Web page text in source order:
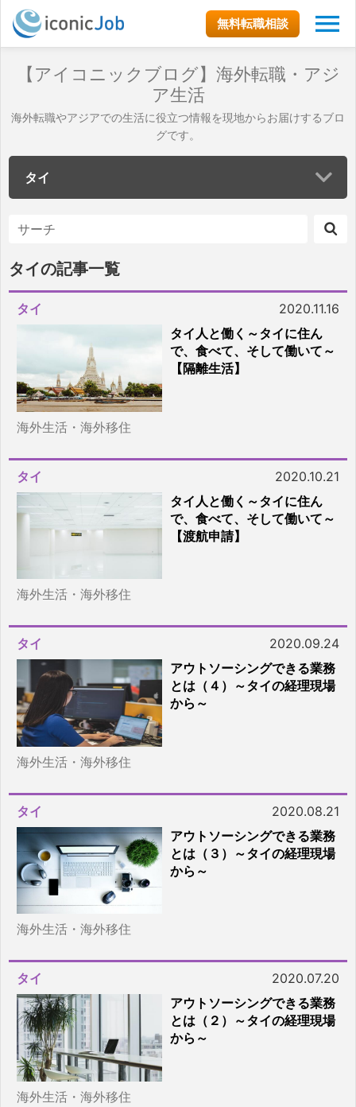
無料転職相談
【アイコニックブログ】海外転職・アジ
ア生活
海外転職やアジアでの生活に役立つ情報を現地からお届けするブロ
グです。
タイ
タイの記事一覧
タイ
2020.11.16
タイ人と働く～タイに住ん
で、食べて、そして働いて～
【隔離生活】
海外生活・海外移住
タイ
2020.10.21
タイ人と働く～タイに住ん
で、食べて、そして働いて～
【渡航申請】
海外生活・海外移住
タイ
2020.09.24
アウトソーシングできる業務
とは（４）～タイの経理現場
から～
海外生活・海外移住
タイ
2020.08.21
アウトソーシングできる業務
とは（３）～タイの経理現場
から～
海外生活・海外移住
タイ
2020.07.20
アウトソーシングできる業務
とは（２）～タイの経理現場
から～
海外生活・海外移住